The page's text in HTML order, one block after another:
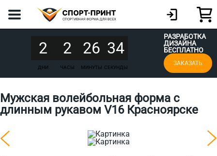
2
ДНИ
2
ЧАСЫ
26
МИНУТЫ
34
СЕКУНДЫ
РАЗРАБОТКА
ДИЗАЙНА
БЕСПЛАТНО
ЗАКАЗАТЬ
Мужская волейбольная форма с
длинным рукавом V16 Красноярске